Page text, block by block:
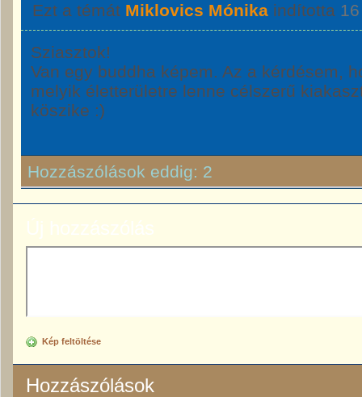
Ezt a témát Miklovics Mónika indította
Sziasztok!
Van egy buddha képem. Az a kérdésem,
melyik életterületre lenne célszerű
köszike :)
Hozzászólások eddig: 2
Új hozzászólás
Kép feltöltése
Hozzászólások